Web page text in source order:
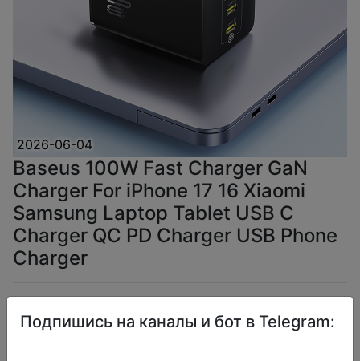
2026-06-04
Baseus 100W Fast Charger GaN
Charger For iPhone 17 16 Xiaomi
Samsung Laptop Tablet USB C
Charger QC PD Charger USB Phone
Charger
$18.8
Подпишись на каналы и бот в Telegram: